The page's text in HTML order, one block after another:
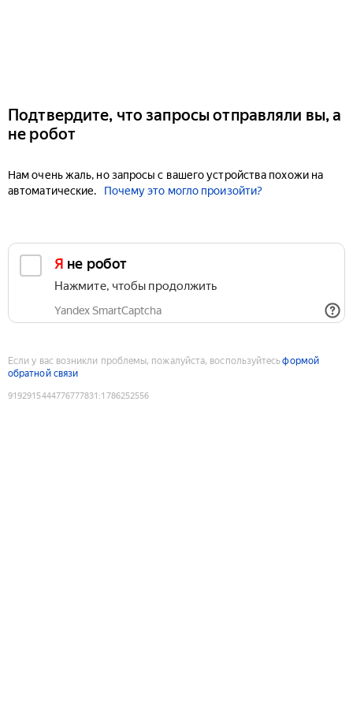
Подтвердите, что запросы отправляли вы, а
не робот
Нам очень жаль, но запросы с вашего устройства похожи на
автоматические.
Почему это могло произойти?
Я не робот
Нажмите, чтобы продолжить
Yandex SmartCaptcha
Если у вас возникли проблемы, пожалуйста, воспользуйтесьформой
обратной связи
9192915444776777831 :1786252556